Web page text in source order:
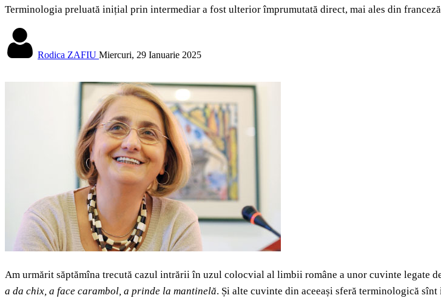
Terminologia preluată inițial prin intermediar a fost ulterior împrumutată direct, mai ales din
Rodica ZAFIU Miercuri, 29 Ianuarie 2025
Am urmărit săptămîna trecută cazul intrării în uzul colocvial al limbii române a unor cuvinte legate
a da chix, a face carambol, a prinde la mantinelă. Și alte cuvinte din aceeași sferă terminologică